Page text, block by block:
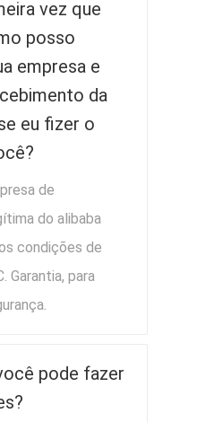
vez que
posso
empresa e
da
eu fizer o
de
do alibaba
condições de
Garantia, para
pode fazer